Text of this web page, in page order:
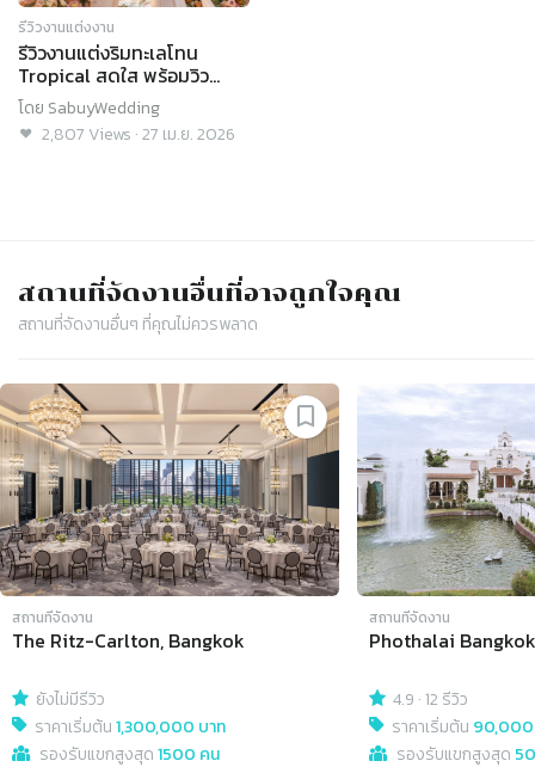
รีวิวงานแต่งงาน
รีวิวงานแต่งริมทะเลโทน
Tropical สดใส พร้อมวิว
พระอาทิตย์ตกดินสุดโรแมน
ติก @ MASON PATTAYA
โดย SabuyWedding
2,807 Views ·27 เม.ย. 2026
สถานที่จัดงานอื่นที่อาจถูกใจคุณ
สถานที่จัดงานอื่นๆ ที่คุณไม่ควรพลาด
Slide 1 of 4
สถานที่จัดงาน
The Ritz-Carlton, Bangkok
ยังไม่มีรีวิว
ราคาเริ่มต้น1,300,000 บาท
รองรับแขกสูงสุด1500 คน
สถานที่จัดงาน
Phothalai Bangkok
4.9 ·12 รีวิว
ราคาเริ่มต้น 90,000
รองรับแขกสูงสุด